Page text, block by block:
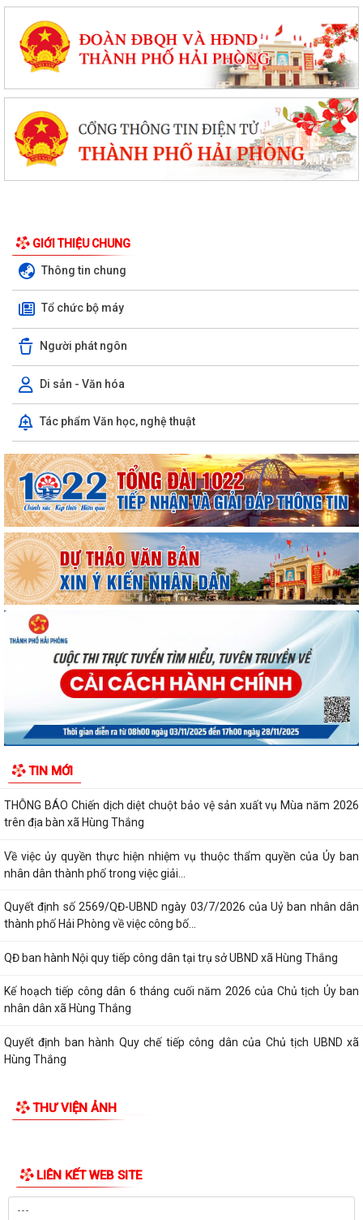
GIỚI THIỆU CHUNG
Thông tin chung
Tổ chức bộ máy
Người phát ngôn
Di sản - Văn hóa
Tác phẩm Văn học, nghệ thuật
TIN MỚI
Quyết định phê duyệt kết quả kỳ xét tuyển viên chức Ban quản lý dự án
XÃ HÙNG THẮNG TỔ CHỨC LỄ CHÀO CỜ ĐẦU THÁNG 8/2026
Hải Phòng giảm thời gian giải quyết từ 50% trở lên hơn 1.900 thủ tục
hành chính
Hội nghị toàn quốc quán triệt và triển khai thực hiện Nghị quyết Hội
nghị lần thứ ba Ban Chấp hành...
Đảng ủy xã Hùng Thắng tổ chức lớp bồi dưỡng, tập huấn lý luận chính
trị hè năm 2026
TRI ÂN CÁC ANH HÙNG LIỆT SĨ – THẮP SÁNG ĐẠO LÝ "UỐNG NƯỚC
NHỚ NGUỒN"
ỦY BAN MTTQ VIỆT NAM XÃ HÙNG THẮNG SƠ KẾT CÔNG TÁC MẶT
TRẬN 6 THÁNG ĐẦU NĂM 2026
MANG BẢN SẮC ĐI CÙNG THẾ GIỚI
THƯỜNG TRỰC HỘI ĐỒNG NHÂN DÂN XÃ HÙNG THẮNG HỌP NGHE
BÁO CÁO CÔNG TÁC CHUẨN BỊ KỲ HỌP THỨ 3
BAN VĂN HÓA - XÃ HỘI HỘI ĐỒNG NHÂN DÂN XÃ HÙNG THẮNG THẨM
TRA CÁC BÁO CÁO, TỜ TRÌNH, DỰ THẢO NGHỊ...
THÔNG BÁO Về việc đảm bảo an toàn hạ du khi vận hành hồ thủy điện
Hòa Bình
Xã Hùng Thắng tập trung đẩy nhanh tiến độ giải phóng mặt bằng các
dự án trọng điểm
Thông báo lịch tiếp công dân định kì 6 tháng cuối năm của thường trực
HĐND, đại biểu HĐND xã Hùng...
năm 2026
THÔNG BÁO Chiến dịch diệt chuột bảo vệ sản xuất vụ Mùa năm 2026
trên địa bàn xã Hùng Thắng
Về việc ủy quyền thực hiện nhiệm vụ thuộc thẩm quyền của Ủy ban
nhân dân thành phố trong việc giải...
Quyết định số 2569/QĐ-UBND ngày 03/7/2026 của Uỷ ban nhân dân
thành phố Hải Phòng về việc công bố...
QĐ ban hành Nội quy tiếp công dân tại trụ sở UBND xã Hùng Thắng
Kế hoạch tiếp công dân 6 tháng cuối năm 2026 của Chủ tịch Ủy ban
nhân dân xã Hùng Thắng
Quyết định ban hành Quy chế tiếp công dân của Chủ tịch UBND xã
Hùng Thắng
V/v triển khai thực hiện Quyết định số 51/2026/QĐ-UBND ngày
26/6/2026 của UBND thành phố ban hành...
THƯ VIỆN ẢNH
LIÊN KẾT WEB SITE